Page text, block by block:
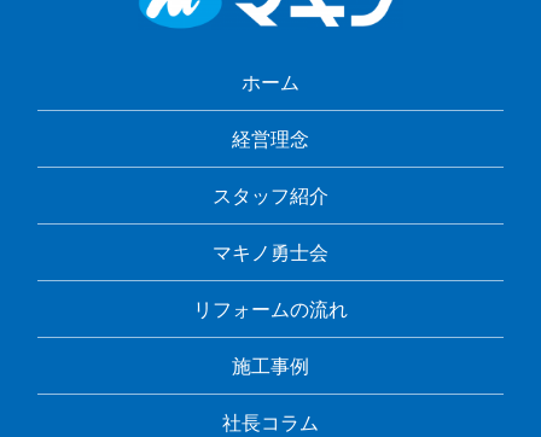
ホーム
経営理念
スタッフ紹介
マキノ勇士会
リフォームの流れ
施工事例
社長コラム